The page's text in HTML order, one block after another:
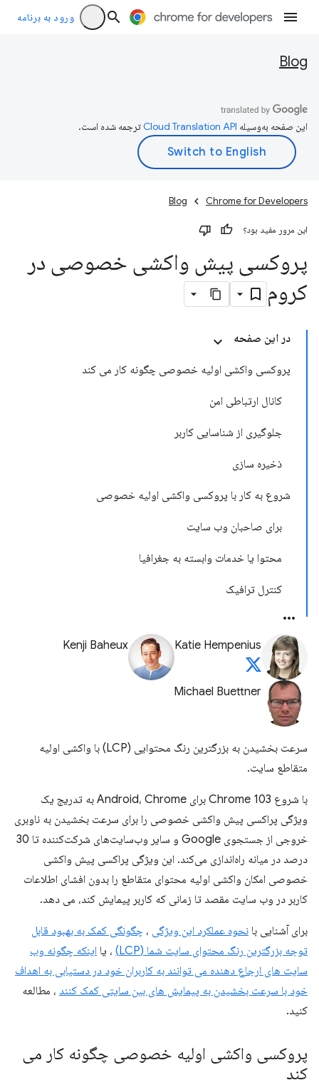
ورود به برنامه
Blog
این صفحه به‌وسیله ترجمه شده است.
Chrome for Developers
Blog
این مرور مفید بود؟
پروکسی پیش واکشی خصوصی در
کروم
در این صفحه
پروکسی واکشی اولیه خصوصی چگونه کار می کند
کانال ارتباطی امن
جلوگیری از شناسایی کاربر
ذخیره سازی
شروع به کار با پروکسی واکشی اولیه خصوصی
برای صاحبان وب سایت
محتوا یا خدمات وابسته به جغرافیا
کنترل ترافیک
Katie Hempenius
Kenji Baheux
Michael Buettner
سرعت بخشیدن به بزرگترین رنگ محتوایی (LCP) با واکشی اولیه
متقاطع سایت.
با شروع Chrome 103 برای Android، Chrome به تدریج یک
ویژگی پراکسی پیش واکشی خصوصی را برای سرعت بخشیدن به ناوبری
خروجی از جستجوی Google و سایر وب‌سایت‌های شرکت‌کننده تا 30
درصد در میانه راه‌اندازی می‌کند. این ویژگی پراکسی پیش واکشی
خصوصی امکان واکشی اولیه محتوای متقاطع را بدون افشای اطلاعات
کاربر در وب سایت مقصد تا زمانی که کاربر پیمایش کند، می دهد.
برای آشنایی با نحوه عملکرد این ویژگی ، چگونگی کمک به بهبود قابل
توجه بزرگترین رنگ محتوای سایت شما (LCP)
، یا اینکه چگونه وب
سایت های ارجاع دهنده می توانند به کاربران خود در دستیابی به اهداف
خود با سرعت بخشیدن به پیمایش های بین سایتی کمک کنند ، مطالعه
کنید.
پروکسی واکشی اولیه خصوصی چگونه کار می
کند